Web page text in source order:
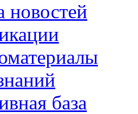
новостей
база